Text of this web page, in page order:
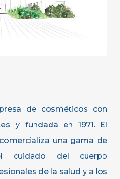
de cosméticos con
y fundada en 1971. El
una gama de
cuidado del cuerpo
de la salud y a los